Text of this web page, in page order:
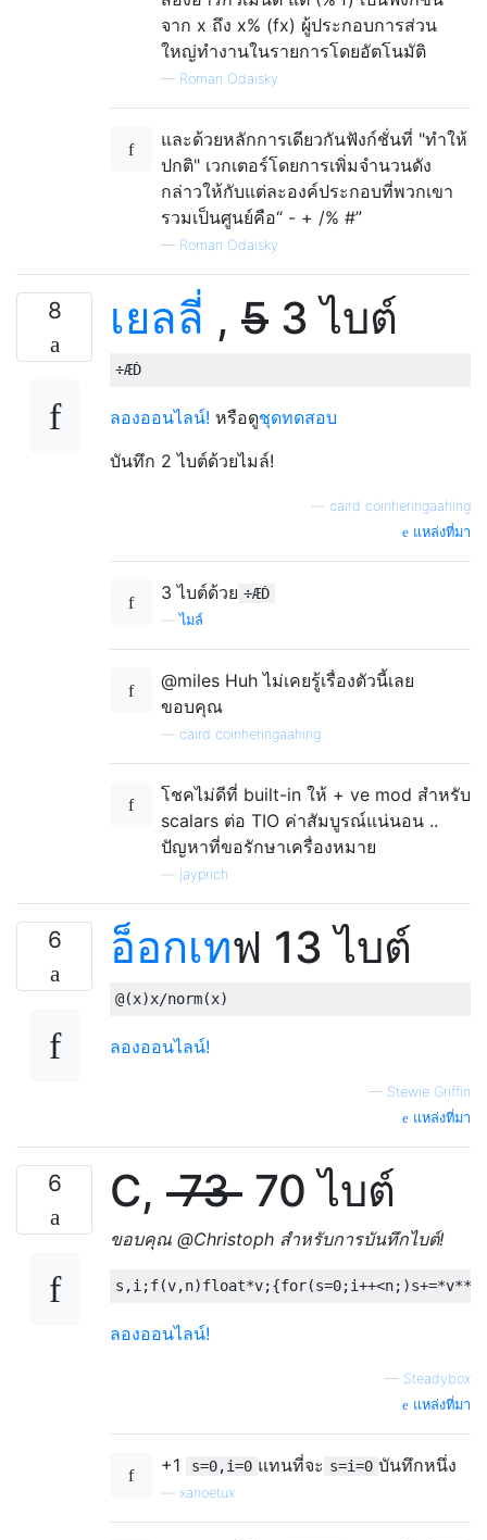
จาก x ถึง x% (fx) ผู้ประกอบการส่วน
ใหญ่ทำงานในรายการโดยอัตโนมัติ
— Roman Odaisky
และด้วยหลักการเดียวกันฟังก์ชั่นที่ "ทำให้
ปกติ" เวกเตอร์โดยการเพิ่มจำนวนดัง
กล่าวให้กับแต่ละองค์ประกอบที่พวกเขา
รวมเป็นศูนย์คือ“ - + /% #”
— Roman Odaisky
8 เยลลี่ , 5 3 ไบต์
ลองออนไลน์! หรือดูชุดทดสอบ
บันทึก 2 ไบต์ด้วยไมล์!
caird coinheringaahing
แหล่งที่มา
3 ไบต์ด้วย ÷ÆḊ
—ไมล์
@miles Huh ไม่เคยรู้เรื่องตัวนี้เลย
ขอบคุณ
caird coinheringaahing
โชคไม่ดีที่ built-in ให้ + ve mod สำหรับ
scalars ต่อ TIO ค่าสัมบูรณ์แน่นอน ..
ปัญหาที่ขอรักษาเครื่องหมาย
jayprich
6 อ็อกเทฟ 13 ไบต์
@(x)x/norm(x)
ลองออนไลน์!
— Stewie Griffin
แหล่งที่มา
6 C, 73 70 ไบต์
ขอบคุณ @Christoph สำหรับการบันทึกไบต์!
ลองออนไลน์!
— Steadybox
แหล่งที่มา
+1 s=0,i=0 แทนที่จะ s=i=0 บันทึกหนึ่ง
xanoetux